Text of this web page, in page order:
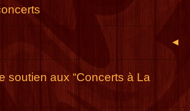
◀
soutien aux “Concerts à La